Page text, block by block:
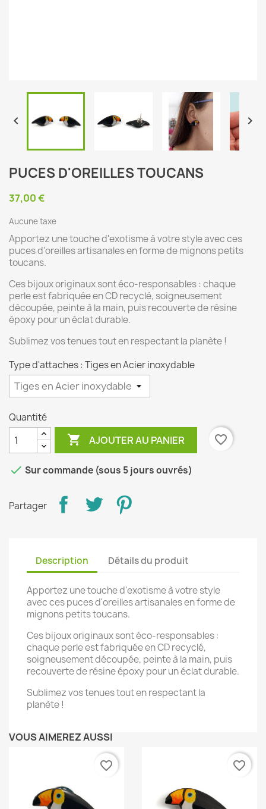
 
PUCES D'OREILLES TOUCANS
37,00 €
Aucune taxe
Apportez une touche d'exotisme à votre style avec ces
puces d'oreilles artisanales en forme de mignons petits
toucans.
Ces bijoux originaux sont éco-responsables : chaque
perle est fabriquée en CD recyclé, soigneusement
découpée, peinte à la main, puis recouverte de résine
époxy pour un éclat durable.
Sublimez vos tenues tout en respectant la planète !
Type d'attaches : Tiges en Acier inoxydable
Quantité
 AJOUTER AU PANIER favorite_border
 Sur commande (sous 5 jours ouvrés)
Partager
Description Détails du produit
Apportez une touche d'exotisme à votre style
avec ces puces d'oreilles artisanales en forme de
mignons petits toucans.
Ces bijoux originaux sont éco-responsables :
chaque perle est fabriquée en CD recyclé,
soigneusement découpée, peinte à la main, puis
recouverte de résine époxy pour un éclat durable.
Sublimez vos tenues tout en respectant la
planète !
VOUS AIMEREZ AUSSI
favorite_border favorite_border